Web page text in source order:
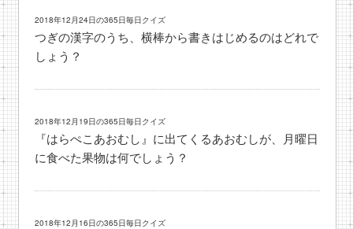
2018年12月24日の365日毎日クイズ
つぎの漢字のうち、横棒から書きはじめるのはどれで
しょう？
2018年12月19日の365日毎日クイズ
『はらぺこあおむし』に出てくるあおむしが、月曜日
に食べた果物は何でしょう？
2018年12月16日の365日毎日クイズ